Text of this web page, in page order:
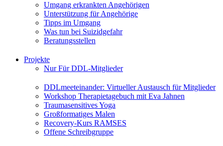
Umgang erkrankten Angehörigen
Unterstützung für Angehörige
Tipps im Umgang
Was tun bei Suizidgefahr
Beratungsstellen
Projekte
Nur Für DDL-Mitglieder
DDLmeeteinander: Virtueller Austausch für Mitglieder
Workshop Therapietagebuch mit Eva Jahnen
Traumasensitives Yoga
Großformatiges Malen
Recovery-Kurs RAMSES
Offene Schreibgruppe